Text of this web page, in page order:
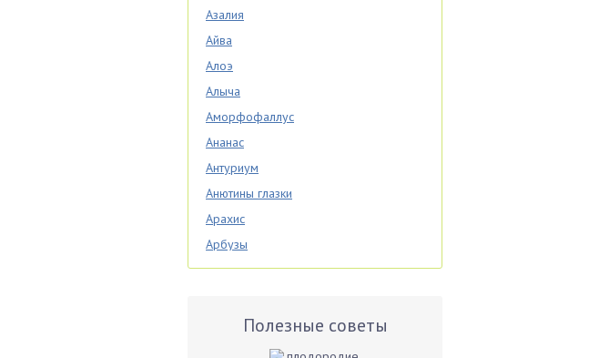
Азалия
Айва
Алоэ
Алыча
Аморфофаллус
Ананас
Антуриум
Анютины глазки
Арахис
Арбузы
Аспарагус
БазиликПолезные советы